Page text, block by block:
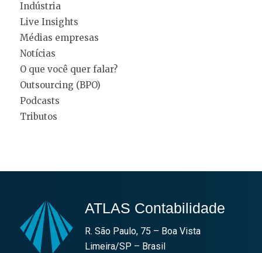
Indústria
Live Insights
Médias empresas
Notícias
O que você quer falar?
Outsourcing (BPO)
Podcasts
Tributos
ATLAS Contabilidade
R. São Paulo, 75 – Boa Vista
Limeira/SP – Brasil